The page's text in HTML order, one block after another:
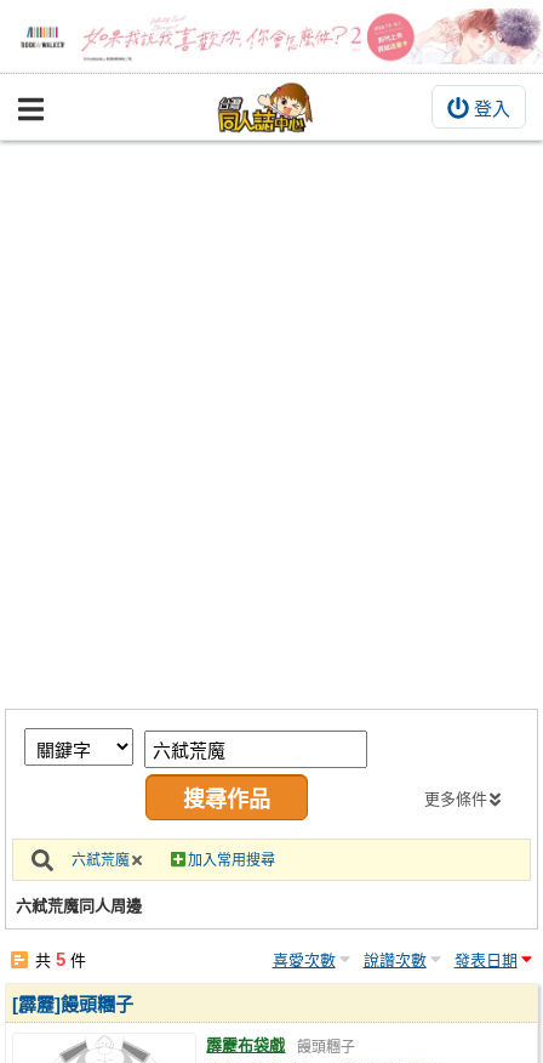
登入
BOOKY書集倉庫
繪圖藝廊
交流中心
攤位轉讓區
會員功能選單
註冊會員
更多條件
六弒荒魔 加入常用搜尋
六弒荒魔同人周邊
共5 件 喜愛次數 說讚次數 發表日期
[霹靂]饅頭糰子
霹靂布袋戲 饅頭糰子